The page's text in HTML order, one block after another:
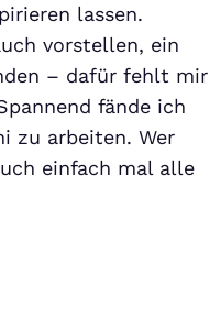
lassen.
vorstellen, ein
– dafür fehlt mir
fände ich
zu arbeiten. Wer
einfach mal alle